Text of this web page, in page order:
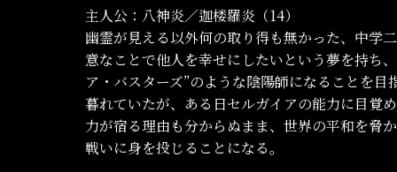
主人公：八神炎／迦楼羅炎（14）
幽霊が見える以外何の取り得も無かった、中学
意なことで他人を幸せにしたいという夢を持ち
ア・バスターズ”のような陰陽師になることを目
暮れていたが、ある日セルガイアの能力に目覚
力が宿る理由も分からぬまま、世界の平和を脅
戦いに身を投じることになる。